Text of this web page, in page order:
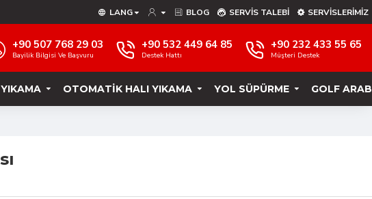
LANG BLOG SERVIS TALEBI SERVISLERIMIZ
+90 507 768 29 03
Bayilik Bilgisi Ve Başvuru
+90 532 449 64 85
Destek Hattı
+90 232 433 55 65
Müşteri Destek
OTOMATIK HALI YIKAMA YOL SÜPÜRME GOLF